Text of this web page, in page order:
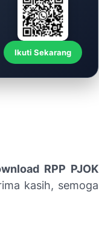
Ikuti Sekarang
RPP PJOK
kasih, semoga